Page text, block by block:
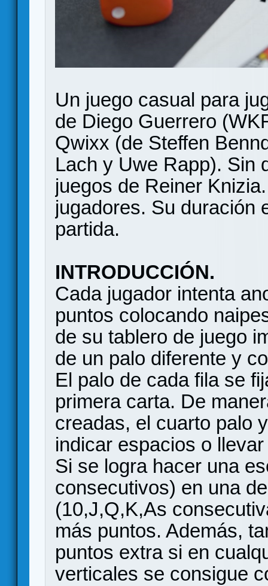
Un juego casual para
de Diego Guerrero
Qwixx (de Steffen
Lach y Uwe Rapp). Sin
juegos de Reiner
jugadores. Su duración
partida.
INTRODUCCIÓN.
Cada jugador intenta
puntos colocando
de su tablero de juego
de un palo diferente y
El palo de cada fila se
primera carta. De
creadas, el cuarto palo
indicar espacios o
Si se logra hacer una
consecutivos) en una
(10,J,Q,K,As
más puntos. Además,
puntos extra si en
verticales se consigue